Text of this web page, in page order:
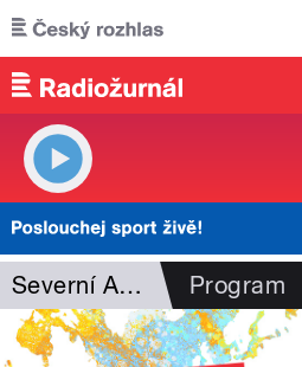
Přejít k hlavnímu obsahu
Severní Amerika Program